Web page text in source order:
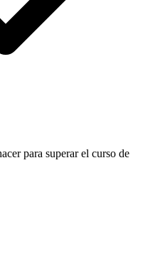
para superar el curso de